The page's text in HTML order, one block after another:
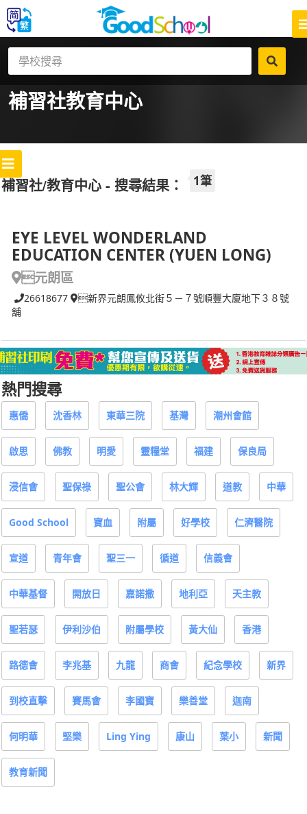
補習社教育中心
補習社/教育中心 - 搜尋結果： 1筆
EYE LEVEL WONDERLAND
EDUCATION CENTER (YUEN LONG)
元朗區
26618677
新界元朗鳳攸北街５－７號順豐大廈地下３８號
舖
熱門搜尋
惠僑 沈香林 東華三院 基灣 潮州會館
啟思 佛教 明愛 靈糧堂 福建 保良局
浸信會 聖保祿 聖公會 林大輝 道教 中華
Good School 寶血 附屬 好學校 仁濟醫院
宣道 青年會 聖三一 循道 信義會
中華基督 開放日 嘉諾撒 地利亞 天主教
聖若瑟 伊利沙伯 附屬學校 黃大仙 香港
路德會 李兆基 九龍 商會 紀念學校 新界
到校直擊 賽馬會 李國寶 樂善堂 迦南
何明華 堅樂 Ling Ying 康山 葉小 新聞
教育新聞